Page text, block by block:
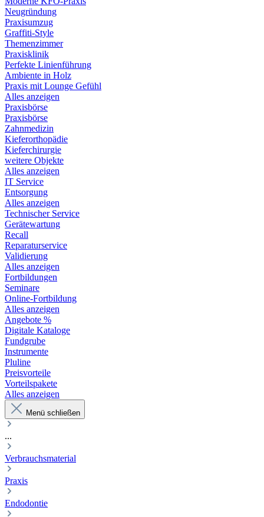
Neugründung
Praxisumzug
Graffiti-Style
Themenzimmer
Praxisklinik
Perfekte Linienführung
Ambiente in Holz
Praxis mit Lounge Gefühl
Alles anzeigen
Praxisbörse
Praxisbörse
Zahnmedizin
Kieferorthopädie
Kieferchirurgie
weitere Objekte
Alles anzeigen
IT Service
Entsorgung
Alles anzeigen
Technischer Service
Gerätewartung
Recall
Reparaturservice
Validierung
Alles anzeigen
Fortbildungen
Seminare
Online-Fortbildung
Alles anzeigen
Angebote %
Digitale Kataloge
Fundgrube
Instrumente
Pluline
Preisvorteile
Vorteilspakete
Alles anzeigen
Menü schließen
...
Verbrauchsmaterial
Praxis
Endodontie